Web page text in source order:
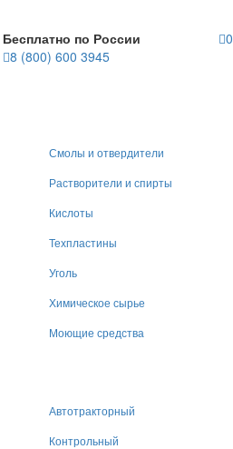
Бесплатно по России
8 (800) 600 3945
0
Смолы и отвердители
Растворители и спирты
Кислоты
Техпластины
Уголь
Химическое сырье
Моющие средства
Автотракторный
Контрольный